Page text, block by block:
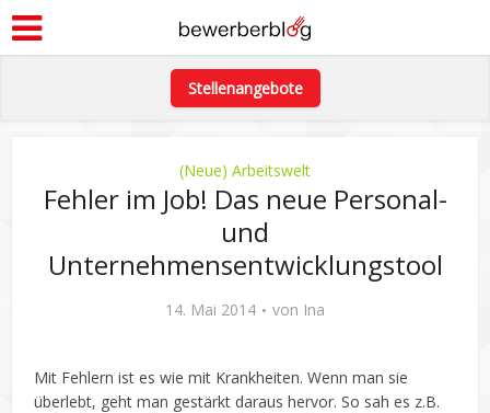
Stellenangebote
(Neue) Arbeitswelt
Fehler im Job! Das neue Personal-
und
Unternehmensentwicklungstool
14. Mai 2014 von Ina
Mit Fehlern ist es wie mit Krankheiten. Wenn man sie
überlebt, geht man gestärkt daraus hervor. So sah es z.B.